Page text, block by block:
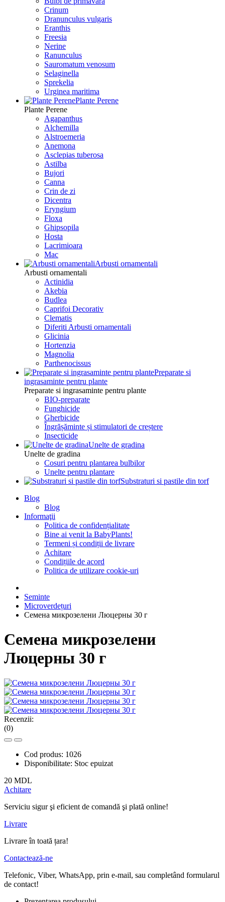
Crinum
Dranunculus vulgaris
Eranthis
Freesiа
Nerine
Ranunculus
Sauromatum venosum
Selaginella
Sprekelia
Urginea maritima
Plante Perene
Plante Perene
Agapanthus
Alchemilla
Alstroemeria
Anemona
Asclepias tuberosa
Astilba
Bujori
Canna
Crin de zi
Dicentra
Eryngium
Floxa
Ghipsopila
Hosta
Lacrimioara
Mac
Arbusti ornamentali
Arbusti ornamentali
Actinidia
Akebia
Budlea
Caprifoi Decorativ
Clematis
Diferiti Arbusti ornamentali
Glicinia
Hortenzia
Magnolia
Parthenocissus
Preparate si
ingrasaminte pentru plante
Preparate si ingrasaminte pentru plante
BIO-preparate
Funghicide
Gherbicide
Îngrășăminte și stimulatori de creștere
Insecticide
Unelte de gradina
Unelte de gradina
Cosuri pentru plantarea bulbilor
Unelte pentru plantare
Substraturi si pastile din torf
Blog
Blog
Informaţii
Politica de confidențialitate
Bine ai venit la BabyPlants!
Termeni și condiții de livrare
Achitare
Condițiile de acord
Politica de utilizare cookie-uri
Seminte
Microverdețuri
Семена микрозелени Люцерны 30 г
Семена микрозелени
Люцерны 30 г
Recenzii:
(0)
Cod produs: 1026
Disponibilitate: Stoc epuizat
20 MDL
Achitare
Serviciu sigur şi eficient de comandă şi plată online!
Livrare
Livrare în toată țara!
Contactează-ne
Telefonic, Viber, WhatsApp, prin e-mail, sau completând formularul
de contact!